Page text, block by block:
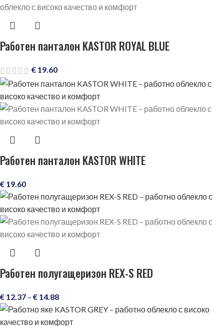
Работен панталон KASTOR ROYAL BLUE
€ 19.60
Работен панталон KASTOR WHITE
€ 19.60
Работен полугащеризон REX-S RED
€ 12.37 – € 14.88